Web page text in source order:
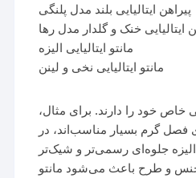
پیراهن ایتالیایی بلند مدل پلنگی
ایتالیایی خنک و گلدار مدل رها
مانتو ایتالیایی الیزه
مانتو ایتالیایی نخی و لینن
خاص خود را دارند. برای مثال،
فصل گرم بسیار مناسب‌اند، در
جلوه‌ای رسمی‌تر و شیک‌تر
جنس و طرح باعث می‌شود مانتو